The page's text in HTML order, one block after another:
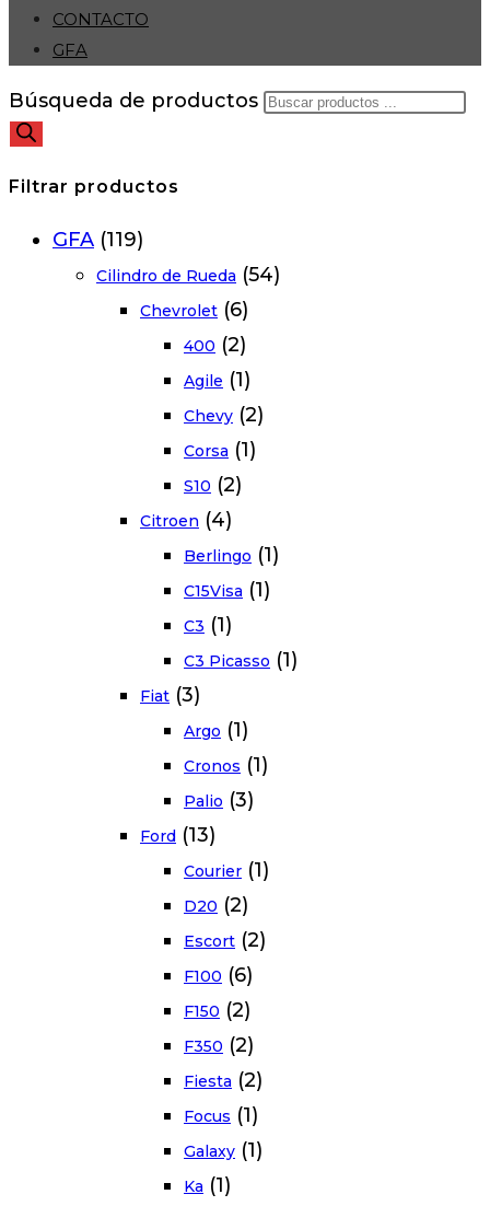
CONTACTO
GFA
Búsqueda de productos
Filtrar productos
GFA (119)
Cilindro de Rueda (54)
Chevrolet (6)
400 (2)
Agile (1)
Chevy (2)
Corsa (1)
S10 (2)
Citroen (4)
Berlingo (1)
C15Visa (1)
C3 (1)
C3 Picasso (1)
Fiat (3)
Argo (1)
Cronos (1)
Palio (3)
Ford (13)
Courier (1)
D20 (2)
Escort (2)
F100 (6)
F150 (2)
F350 (2)
Fiesta (2)
Focus (1)
Galaxy (1)
Ka (1)